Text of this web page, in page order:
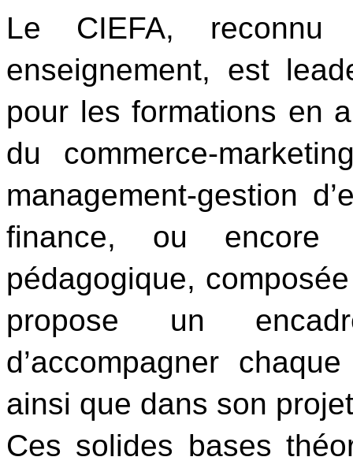
Le CIEFA,
enseignement, est
pour les formations en
du commerce-
management-gestion
finance, ou encore
pédagogique,
propose un
d’accompagner
ainsi que dans son
Ces solides bases